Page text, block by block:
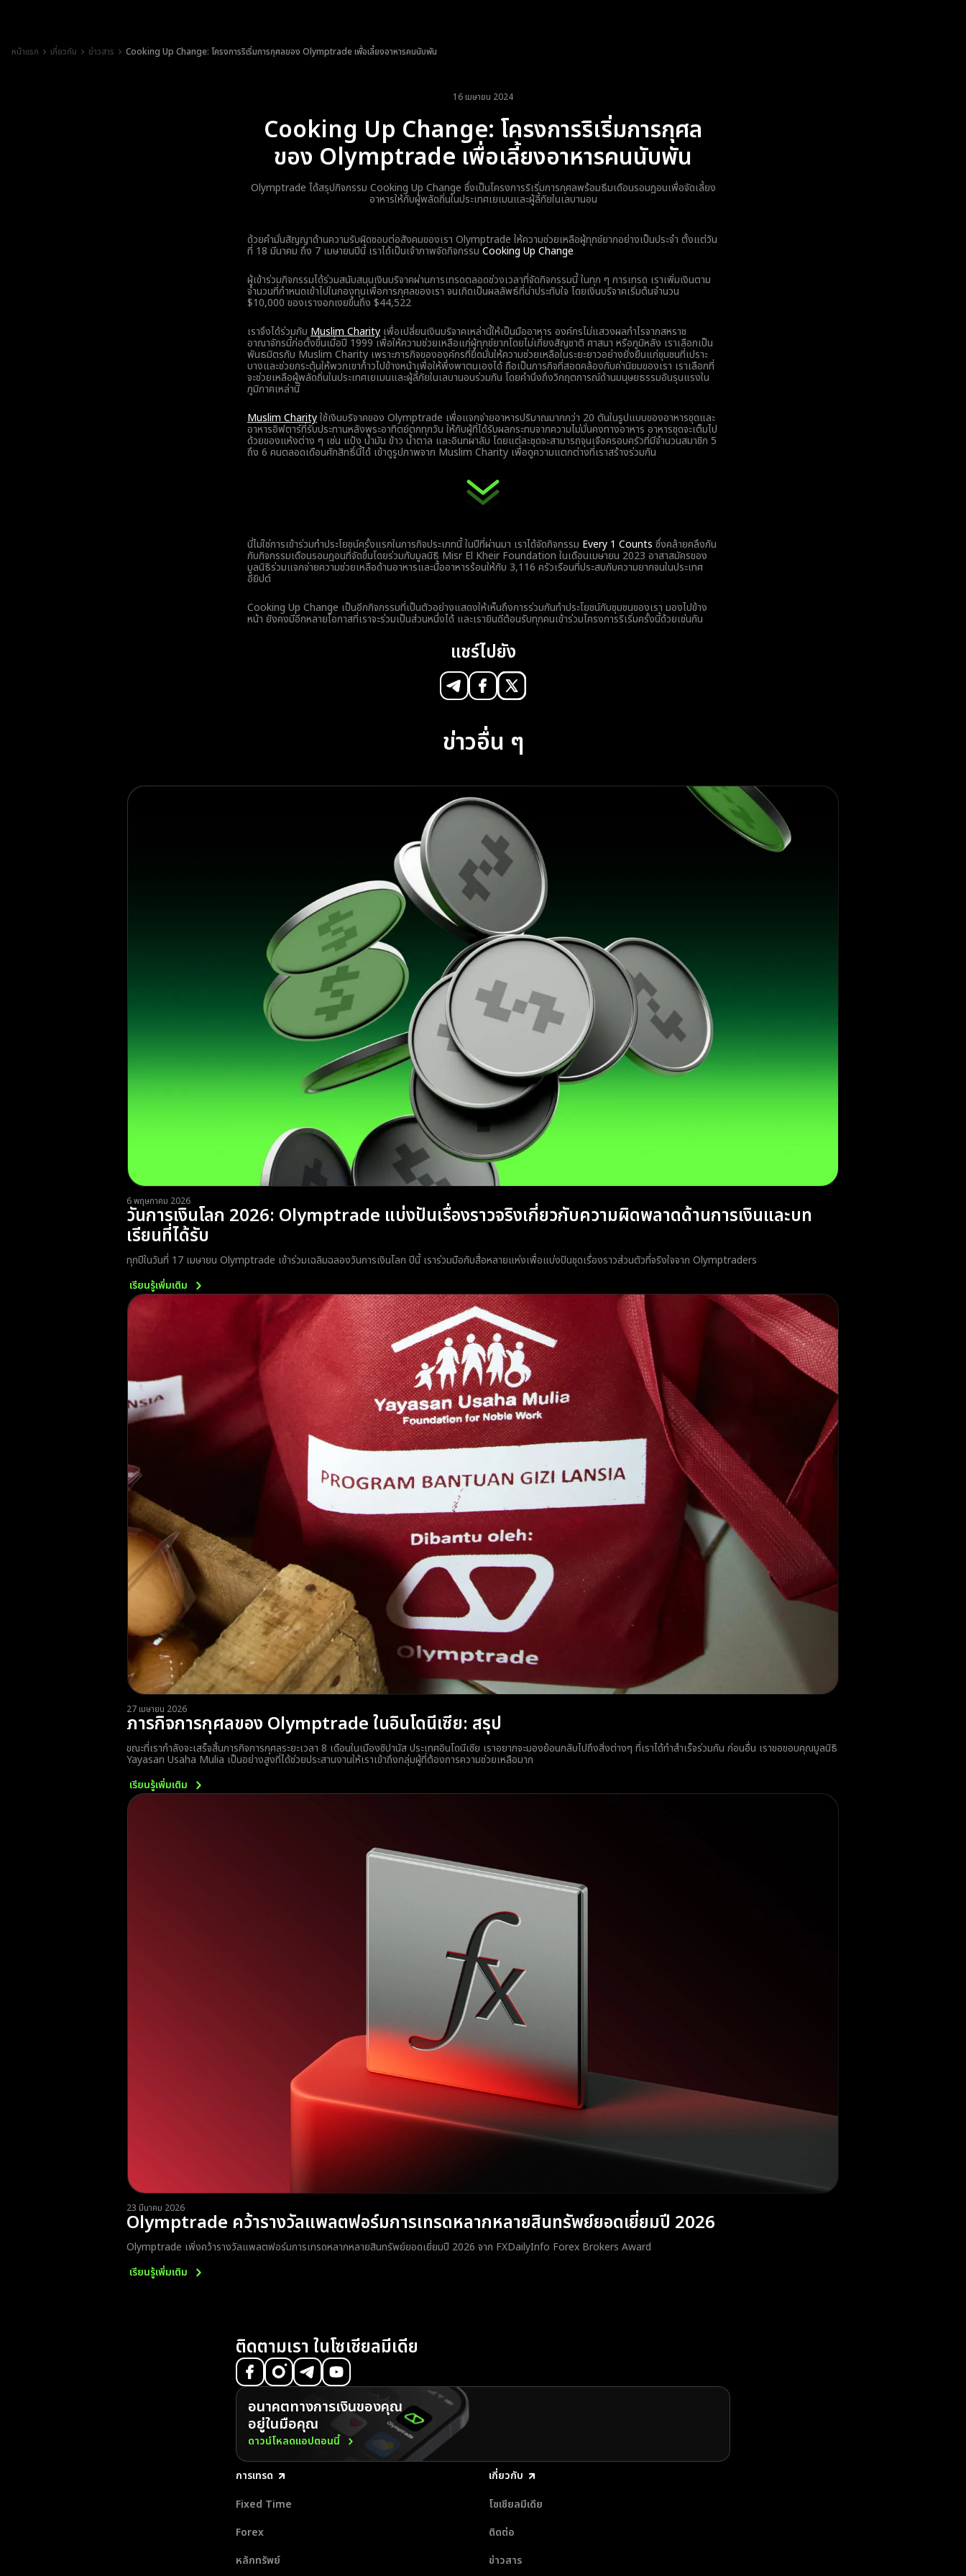
หน้าแรก เกี่ยวกับ ข่าวสาร Cooking Up Change: โครงการริเริ่มการกุศลของ Olymptrade เพื่อเลี้ยงอาหารคนนับพัน
16 เมษายน 2024
Cooking Up Change: โครงการริเริ่มการกุศล
ของ Olymptrade เพื่อเลี้ยงอาหารคนนับพัน
Olymptrade ได้สรุปกิจกรรม Cooking Up Change ซึ่งเป็นโครงการริเริ่มการกุศลพร้อมธีมเดือนรอมฎอนเพื่อจัดเลี้ยง
อาหารให้กับผู้พลัดถิ่นในประเทศเยเมนและผู้ลี้ภัยในเลบานอน
ด้วยคำมั่นสัญญาด้านความรับผิดชอบต่อสังคมของเรา Olymptrade ให้ความช่วยเหลือผู้ทุกข์ยากอย่างเป็นประจำ ตั้งแต่วัน
ที่ 18 มีนาคม ถึง 7 เมษายนปีนี้ เราได้เป็นเจ้าภาพจัดกิจกรรม Cooking Up Change
ผู้เข้าร่วมกิจกรรมได้ร่วมสนับสนุนเงินบริจาคผ่านการเทรดตลอดช่วงเวลาที่จัดกิจกรรมนี้ ในทุก ๆ การเทรด เราเพิ่มเงินตาม
จำนวนที่กำหนดเข้าไปในกองทุนเพื่อการกุศลของเรา จนเกิดเป็นผลลัพธ์ที่น่าประทับใจ โดยเงินบริจาคเริ่มต้นจำนวน
$10,000 ของเรางอกเงยขึ้นถึง $44,522
เราจึงได้ร่วมกับ Muslim Charity เพื่อเปลี่ยนเงินบริจาคเหล่านี้ให้เป็นมืออาหาร องค์กรไม่แสวงผลกำไรจากสหราช
อาณาจักรนี้ก่อตั้งขึ้นเมื่อปี 1999 เพื่อให้ความช่วยเหลือแก่ผู้ทุกข์ยากโดยไม่เกี่ยงสัญชาติ ศาสนา หรือภูมิหลัง เราเลือกเป็น
พันธมิตรกับ Muslim Charity เพราะภารกิจขององค์กรที่ยึดมั่นให้ความช่วยเหลือในระยะยาวอย่างยั่งยืนแก่ชุมชนที่เปราะ
บางและช่วยกระตุ้นให้พวกเขาก้าวไปข้างหน้าเพื่อให้พึ่งพาตนเองได้ ถือเป็นภารกิจที่สอดคล้องกับค่านิยมของเรา เราเลือกที่
จะช่วยเหลือผู้พลัดถิ่นในประเทศเยเมนและผู้ลี้ภัยในเลบานอนร่วมกัน โดยคำนึงถึงวิกฤตการณ์ด้านมนุษยธรรมอันรุนแรงใน
ภูมิภาคเหล่านี้
Muslim Charityใช้เงินบริจาคของ Olymptrade เพื่อแจกจ่ายอาหารปริมาณมากกว่า 20 ตันในรูปแบบของอาหารชุดและ
อาหารอิฟตาร์ที่รับประทานหลังพระอาทิตย์ตกทุกวัน ให้กับผู้ที่ได้รับผลกระทบจากความไม่มั่นคงทางอาหาร อาหารชุดจะเต็มไป
ด้วยของแห้งต่าง ๆ เช่น แป้ง น้ำมัน ข้าว น้ำตาล และอินทผาลัม โดยแต่ละชุดจะสามารถจุนเจือครอบครัวที่มีจำนวนสมาชิก 5
ถึง 6 คนตลอดเดือนศักสิทธิ์นี้ได้ เข้าดูรูปภาพจาก Muslim Charity เพื่อดูความแตกต่างที่เราสร้างร่วมกัน
นี่ไม่ใช่การเข้าร่วมทำประโยชน์ครั้งแรกในภารกิจประเภทนี้ ในปีที่ผ่านมา เราได้จัดกิจกรรม Every 1 Counts ซึ่งคล้ายคลึงกัน
กับกิจกรรมเดือนรอมฎอนที่จัดขึ้นโดยร่วมกับมูลนิธิ Misr El Kheir Foundation ในเดือนเมษายน 2023 อาสาสมัครของ
มูลนิธิร่วมแจกจ่ายความช่วยเหลือด้านอาหารและมื้ออาหารร้อนให้กับ 3,116 ครัวเรือนที่ประสบกับความยากจนในประเทศ
อียิปต์
Cooking Up Change เป็นอีกกิจกรรมที่เป็นตัวอย่างแสดงให้เห็นถึงการร่วมกันทำประโยชน์กับชุมชนของเรา มองไปข้าง
หน้า ยังคงมีอีกหลายโอกาสที่เราจะร่วมเป็นส่วนหนึ่งได้ และเรายินดีต้อนรับทุกคนเข้าร่วมโครงการริเริ่มครั้งนี้ด้วยเช่นกัน
แชร์ไปยัง
ข่าวอื่น ๆ
6 พฤษภาคม 2026
วันการเงินโลก 2026: Olymptrade แบ่งปันเรื่องราวจริงเกี่ยวกับความผิดพลาดด้านการเงินและบท
เรียนที่ได้รับ
ทุกปีในวันที่ 17 เมษายน Olymptrade เข้าร่วมเฉลิมฉลองวันการเงินโลก ปีนี้ เราร่วมมือกับสื่อหลายแห่งเพื่อแบ่งปันชุดเรื่องราวส่วนตัวที่จริงใจจาก Olymptraders
เรียนรู้เพิ่มเติม
27 เมษายน 2026
ภารกิจการกุศลของ Olymptrade ในอินโดนีเซีย: สรุป
ขณะที่เรากำลังจะเสร็จสิ้นภารกิจการกุศลระยะเวลา 8 เดือนในเมืองซิปานัส ประเทศอินโดนีเซีย เราอยากจะมองย้อนกลับไปถึงสิ่งต่างๆ ที่เราได้ทำสำเร็จร่วมกัน ก่อนอื่น เราขอขอบคุณมูลนิธิ
Yayasan Usaha Mulia เป็นอย่างสูงที่ได้ช่วยประสานงานให้เราเข้าถึงกลุ่มผู้ที่ต้องการความช่วยเหลือมาก
เรียนรู้เพิ่มเติม
23 มีนาคม 2026
Olymptrade คว้ารางวัลแพลตฟอร์มการเทรดหลากหลายสินทรัพย์ยอดเยี่ยมปี 2026
Olymptrade เพิ่งคว้ารางวัลแพลตฟอร์มการเทรดหลากหลายสินทรัพย์ยอดเยี่ยมปี 2026 จาก FXDailyInfo Forex Brokers Award
เรียนรู้เพิ่มเติม
ติดตามเรา ในโซเชียลมีเดีย
อนาคตทางการเงินของคุณ
อยู่ในมือคุณ
ดาวน์โหลดแอปตอนนี้
การเทรด
Fixed Time
Forex
หลักทรัพย์
เกี่ยวกับ
โซเชียลมีเดีย
ติดต่อ
ข่าวสาร